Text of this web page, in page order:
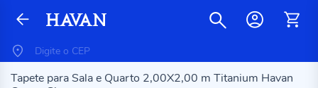
Tapete para Sala e Quarto 2,00X2,00 m Titanium Havan